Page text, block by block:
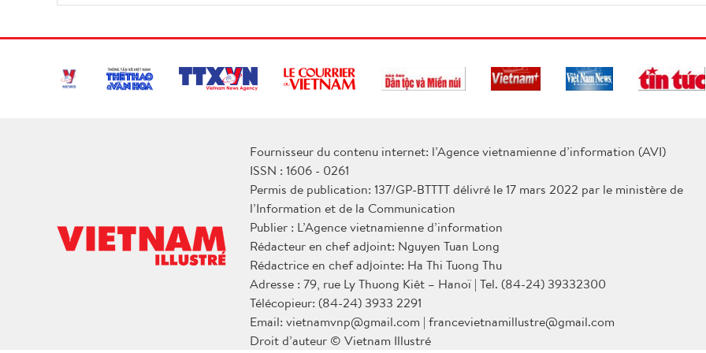
Fournisseur du contenu internet: l’Agence vietnamienne d’information (AVI)
ISSN : 1606 - 0261
Permis de publication: 137/GP-BTTTT délivré le 17 mars 2022 par le ministère de
l’Information et de la Communication
Publier : L’Agence vietnamienne d’information
Rédacteur en chef adjoint: Nguyen Tuan Long
Rédactrice en chef adjointe: Ha Thi Tuong Thu
Adresse : 79, rue Ly Thuong Kiêt – Hanoï | Tel. (84-24) 39332300
Télécopieur: (84-24) 3933 2291
Email: vietnamvnp@gmail.com | francevietnamillustre@gmail.com
Droit d’auteur © Vietnam Illustré